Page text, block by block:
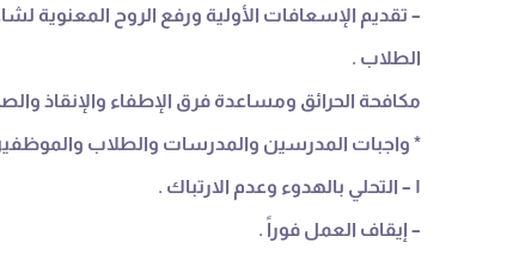
– تقديم الإسعافات الأولية ورفع الروح المعنوية
الطلاب .
مكافحة الحرائق ومساعدة فرق الإطفاء والإنقاذ
* واجبات المدرسين والمدرسات والطلاب
١ – التحلي بالهدوء وعدم الارتباك .
– إيقاف العمل فوراً .